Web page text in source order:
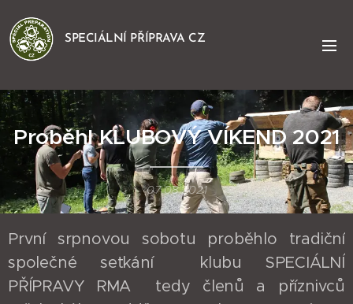
SPECIÁLNÍ PŘÍPRAVA CZ
Proběhl KLUBOVÝ VÍKEND 2021
07.08.2021
První srpnovou sobotu proběhlo tradiční
společné setkání klubu SPECIÁLNÍ
PŘÍPRAVY RMA tedy členů a příznivců